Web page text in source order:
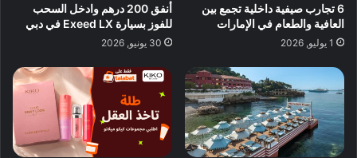
6 تجارب صيفية داخلية تجمع بين
العافية والطعام في الإمارات
1 يوليو, 2026
أنفق 200 درهم وادخل السحب
للفوز بسيارة Exeed LX في دبي
30 يونيو, 2026